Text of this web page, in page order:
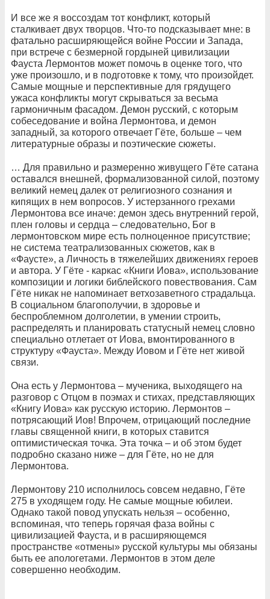
И все же я воссоздам тот конфликт, который
сталкивает двух творцов. Что-то подсказывает мне: в
фатально расширяющейся войне России и Запада,
при встрече с безмерной гордыней цивилизации
Фауста Лермонтов может помочь в оценке того, что
уже произошло, и в подготовке к тому, что произойдет.
Самые мощные и перспективные для грядущего
ужаса конфликты могут скрываться за весьма
гармоничным фасадом. Демон русский, с которым
собеседование и война Лермонтова, и демон
западный, за которого отвечает Гёте, больше – чем
литературные образы и поэтические сюжеты.
… Для правильно и размеренно живущего Гёте сатана
оставался внешней, формализованной силой, поэтому
великий немец далек от религиозного сознания и
кипящих в нем вопросов. У истерзанного грехами
Лермонтова все иначе: демон здесь внутренний герой,
плен головы и сердца – следовательно, Бог в
лермонтовском мире есть полноценное присутствие;
не система театрализованных сюжетов, как в
«Фаусте», а Личность в тяжелейших движениях героев
и автора. У Гёте - каркас «Книги Иова», использование
композиции и логики библейского повествования. Сам
Гёте никак не напоминает ветхозаветного страдальца.
В социальном благополучии, в здоровье и
беспроблемном долголетии, в умении строить,
распределять и планировать статусный немец словно
специально отлетает от Иова, вмонтированного в
структуру «Фауста». Между Иовом и Гёте нет живой
связи.
Она есть у Лермонтова – мученика, выходящего на
разговор с Отцом в поэмах и стихах, представляющих
«Книгу Иова» как русскую историю. Лермонтов –
потрясающий Иов! Впрочем, отрицающий последние
главы священной книги, в которых ставится
оптимистическая точка. Эта точка – и об этом будет
подробно сказано ниже – для Гёте, но не для
Лермонтова.
Лермонтову 210 исполнилось совсем недавно, Гёте
275 в уходящем году. Не самые мощные юбилеи.
Однако такой повод упускать нельзя – особенно,
вспоминая, что теперь горячая фаза войны с
цивилизацией Фауста, и в расширяющемся
пространстве «отмены» русской культуры мы обязаны
быть ее апологетами. Лермонтов в этом деле
совершенно необходим.